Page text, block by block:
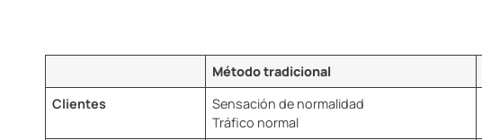
Método tradicional
Clientes
Sensación de normalidad
Tráfico normal